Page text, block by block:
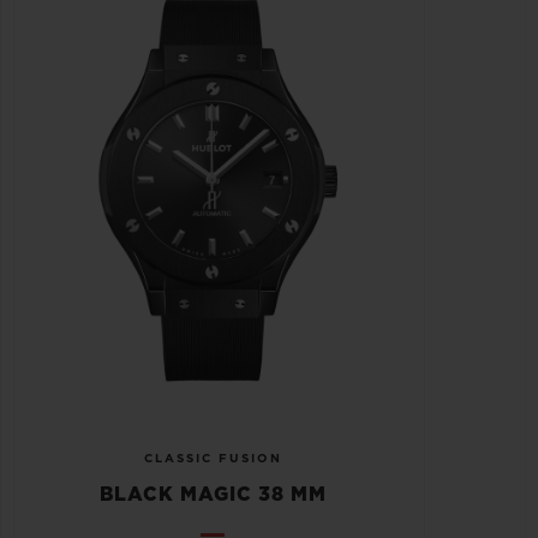
CLASSIC FUSION
BLACK MAGIC 38 MM